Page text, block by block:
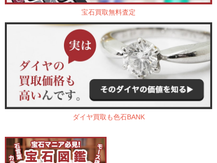
宝石買取無料査定
ダイヤ買取も色石BANK